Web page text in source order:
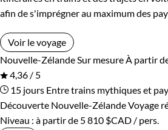
afin de s'imprégner au maximum des
Voir le voyage
Nouvelle-ZélandeSur mesureÀ partir
4,36 / 5
15 jours Entre trains mythiques et
Découverte Nouvelle-ZélandeVoyage
Niveau : à partir de 5 810 $CAD / pers.